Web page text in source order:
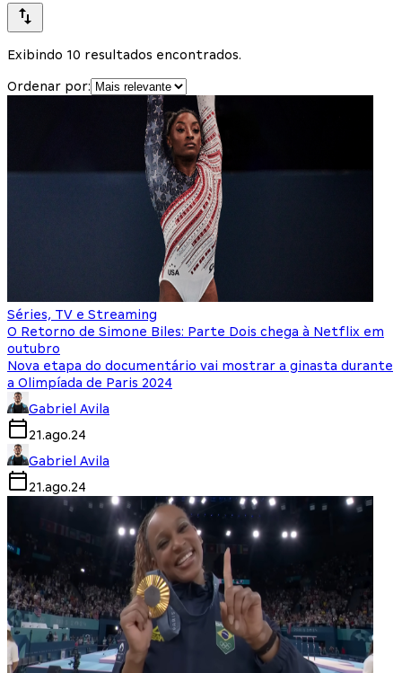
Exibindo 10 resultados encontrados.
Ordenar por:
Séries, TV e Streaming
O Retorno de Simone Biles: Parte Dois chega à Netflix em
outubro
Nova etapa do documentário vai mostrar a ginasta durante
a Olimpíada de Paris 2024
Gabriel Avila
21.ago.24
Gabriel Avila
21.ago.24